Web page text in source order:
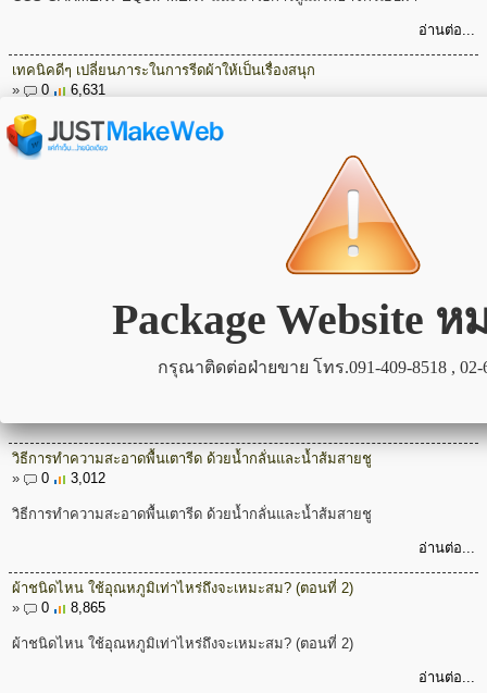
อ่านต่อ...
เทคนิคดีๆ เปลี่ยนภาระในการรีดผ้าให้เป็นเรื่องสนุก
»
0 6,631
เทคนิคดีๆ เปลี่ยนภาระในการรีดผ้าให้เป็นเรื่องสนุก
เทคนิคการเลือกซื้อเตารีด ตอนที่ 1
วิธีการทำความสะอาดพื้นเตารีด ด้วยน้ำกลั่นและน้ำส้มสายชู
»
0 3,012
วิธีการทำความสะอาดพื้นเตารีด ด้วยน้ำกลั่นและน้ำส้มสายชู
อ่านต่อ...
ผ้าชนิดไหน ใช้อุณหภูมิเท่าไหร่ถึงจะเหมะสม? (ตอนที่ 2)
»
0 8,865
ผ้าชนิดไหน ใช้อุณหภูมิเท่าไหร่ถึงจะเหมะสม? (ตอนที่ 2)
อ่านต่อ...